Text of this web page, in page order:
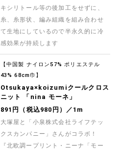
キシリトール等の後加工をせずに、
糸、糸形状、編み組織を組み合わせ
て生地にしているので半永久的に冷
感効果が持続します
【中国製 ナイロン57% ポリエステル
43% 68cm巾】
Otsukaya×koizumiクールクロス
ニット 「nina モーネ」
891円（税込980円）／1m
大塚屋と「小泉株式会社ライフテッ
クスカンパニー」さんがコラボ！
『北欧調ープリント・ニーナ「モー